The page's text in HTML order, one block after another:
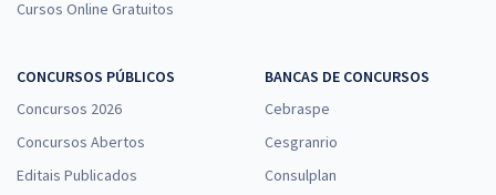
Cursos Online Gratuitos
CONCURSOS PÚBLICOS
Concursos 2026
Concursos Abertos
Editais Publicados
BANCAS DE CONCURSOS
Cebraspe
Cesgranrio
Consulplan